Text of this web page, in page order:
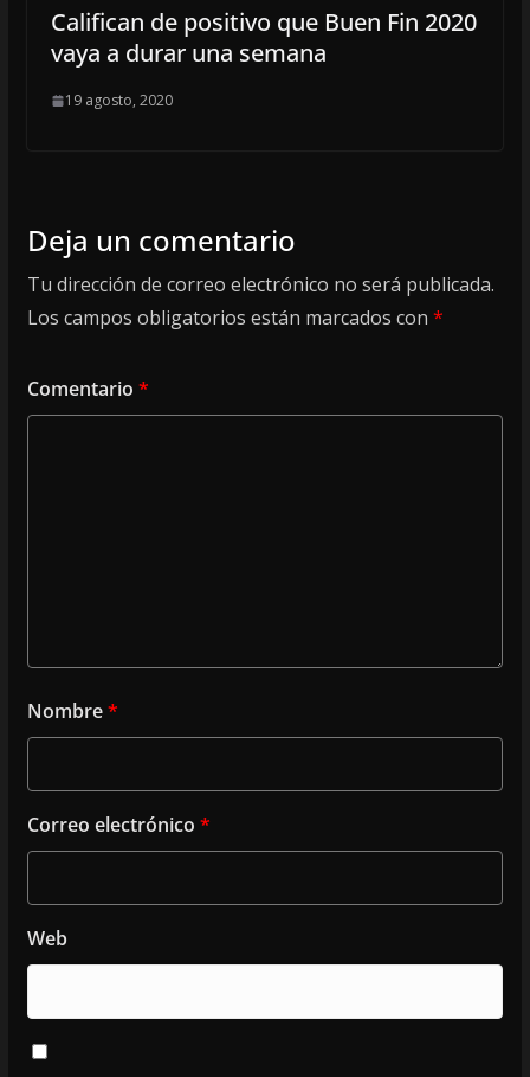
Califican de positivo que Buen Fin 2020
vaya a durar una semana
19 agosto, 2020
Deja un comentario
Tu dirección de correo electrónico no será publicada.
Los campos obligatorios están marcados con *
Comentario *
Nombre*
Correo electrónico *
Web